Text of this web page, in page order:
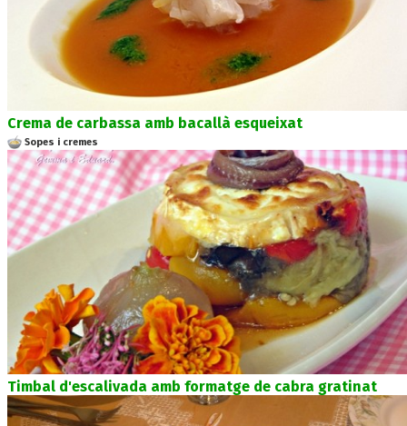
Crema de carbassa amb bacallà esqueixat
Sopes i cremes
Timbal d'escalivada amb formatge de cabra gratinat